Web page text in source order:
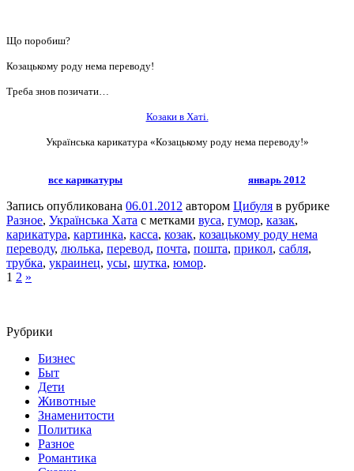
Що поробиш?
Козацькому роду нема переводу!
Треба знов позичати…
Козаки в Хаті.
Українська карикатура «Козацькому роду нема переводу!»
все карикатуры январь 2012
Запись опубликована 06.01.2012 автором Цибуля в рубрике
Разное, Українська Хата с метками вуса, гумор, казак,
карикатура, картинка, касса, козак, козацькому роду нема
переводу, люлька, перевод, почта, пошта, прикол, сабля,
трубка, украинец, усы, шутка, юмор.
1 2 »
Рубрики
Бизнес
Быт
Дети
Животные
Знаменитости
Политика
Разное
Романтика